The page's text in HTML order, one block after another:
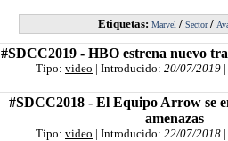
Etiquetas: Marvel / Sector/
#SDCC2019 - HBO estrena nuevo
Tipo: video | Introducido: 20/07/2019
#SDCC2018 - El Equipo Arrow se
amenazas
Tipo: video | Introducido: 22/07/2018